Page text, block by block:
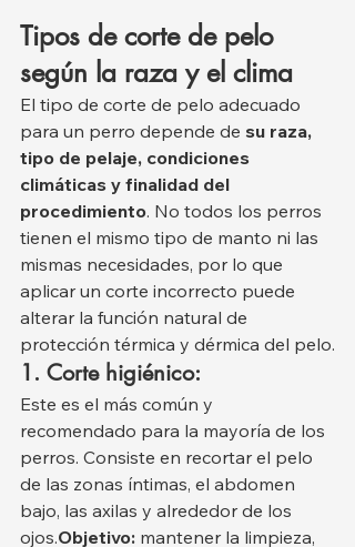
Tipos de corte de pelo
según la raza y el clima
El tipo de corte de pelo adecuado
para un perro depende de su raza,
tipo de pelaje, condiciones
climáticas y finalidad del
procedimiento. No todos los perros
tienen el mismo tipo de manto ni las
mismas necesidades, por lo que
aplicar un corte incorrecto puede
alterar la función natural de
protección térmica y dérmica del pelo.
1. Corte higiénico:
Este es el más común y
recomendado para la mayoría de los
perros. Consiste en recortar el pelo
de las zonas íntimas, el abdomen
bajo, las axilas y alrededor de los
ojos.Objetivo: mantener la limpieza,